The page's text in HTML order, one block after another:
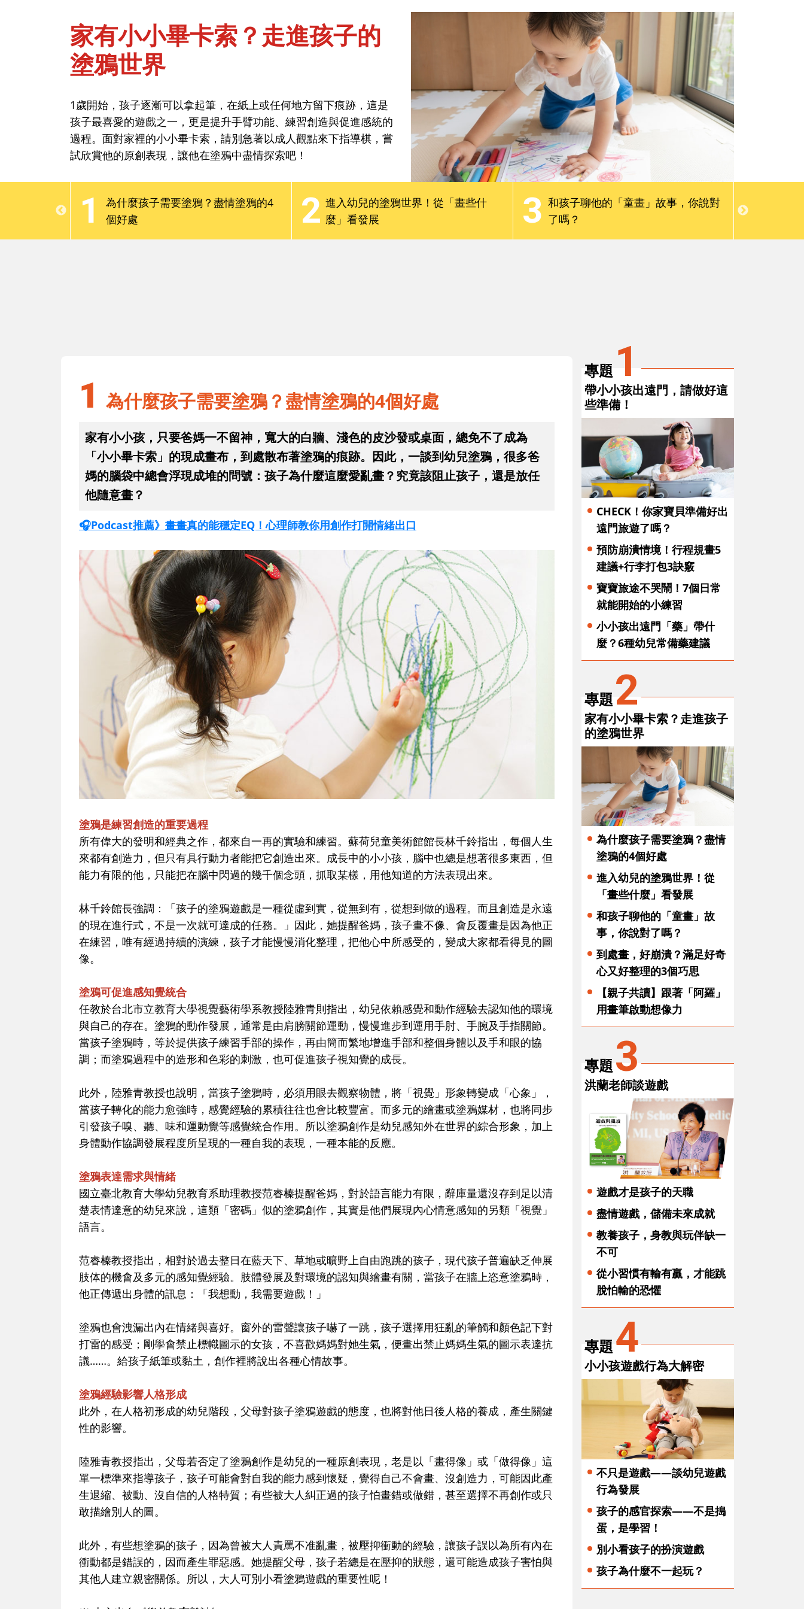
焦點話題 分齡教養 親子慢讀 請問專家 會員限定服務
首頁 閱讀與遊戲-遊戲
家有小小畢卡索？走進孩子的
塗鴉世界
1歲開始，孩子逐漸可以拿起筆，在紙上或任何地方留下痕跡，這是
孩子最喜愛的遊戲之一，更是提升手臂功能、練習創造與促進感統的
過程。面對家裡的小小畢卡索，請別急著以成人觀點來下指導棋，嘗
試欣賞他的原創表現，讓他在塗鴉中盡情探索吧！
1
為什麼孩子需要塗鴉？盡情塗鴉的4
個好處
2 進入幼兒的塗鴉世界！從「畫些什
麼」看發展
3 和孩子聊他的「童畫」故事，你說對
了嗎？
4
家有小小畢卡索？走進孩子的
塗鴉世界
1歲開始，孩子逐漸可以拿起筆，在紙上或任何地方留下痕跡，這是
孩子最喜愛的遊戲之一，更是提升手臂功能、練習創造與促進感統的
過程。面對家裡的小小畢卡索，請別急著以成人觀點來下指導棋，嘗
試欣賞他的原創表現，讓他在塗鴉中盡情探索吧！
1 為什麼孩子需要塗鴉？盡情塗鴉的4個好處
家有小小孩，只要爸媽一不留神，寬大的白牆、淺色的皮沙發或桌面，總免不了成為
「小小畢卡索」的現成畫布，到處散布著塗鴉的痕跡。因此，一談到幼兒塗鴉，很多爸
媽的腦袋中總會浮現成堆的問號：孩子為什麼這麼愛亂畫？究竟該阻止孩子，還是放任
他隨意畫？
🎧Podcast推薦》畫畫真的能穩定EQ！心理師教你用創作打開情緒出口
塗鴉是練習創造的重要過程
所有偉大的發明和經典之作，都來自一再的實驗和練習。蘇荷兒童美術館館長林千鈴指出，每個人生
來都有創造力，但只有具行動力者能把它創造出來。成長中的小小孩，腦中也總是想著很多東西，但
能力有限的他，只能把在腦中閃過的幾千個念頭，抓取某樣，用他知道的方法表現出來。
林千鈴館長強調：「孩子的塗鴉遊戲是一種從虛到實，從無到有，從想到做的過程。而且創造是永遠
的現在進行式，不是一次就可達成的任務。」因此，她提醒爸媽，孩子畫不像、會反覆畫是因為他正
在練習，唯有經過持續的演練，孩子才能慢慢消化整理，把他心中所感受的，變成大家都看得見的圖
像。
塗鴉可促進感知覺統合
任教於台北市立教育大學視覺藝術學系教授陸雅青則指出，幼兒依賴感覺和動作經驗去認知他的環境
與自己的存在。塗鴉的動作發展，通常是由肩膀關節運動，慢慢進步到運用手肘、手腕及手指關節。
當孩子塗鴉時，等於提供孩子練習手部的操作，再由簡而繁地增進手部和整個身體以及手和眼的協
調；而塗鴉過程中的造形和色彩的刺激，也可促進孩子視知覺的成長。
此外，陸雅青教授也說明，當孩子塗鴉時，必須用眼去觀察物體，將「視覺」形象轉變成「心象」，
當孩子轉化的能力愈強時，感覺經驗的累積往往也會比較豐富。而多元的繪畫或塗鴉媒材，也將同步
引發孩子嗅、聽、味和運動覺等感覺統合作用。所以塗鴉創作是幼兒感知外在世界的綜合形象，加上
身體動作協調發展程度所呈現的一種自我的表現，一種本能的反應。
塗鴉表達需求與情緒
國立臺北教育大學幼兒教育系助理教授范睿榛提醒爸媽，對於語言能力有限，辭庫量還沒存到足以清
楚表情達意的幼兒來說，這類「密碼」似的塗鴉創作，其實是他們展現內心情意感知的另類「視覺」
語言。
范睿榛教授指出，相對於過去整日在藍天下、草地或曠野上自由跑跳的孩子，現代孩子普遍缺乏伸展
肢体的機會及多元的感知覺經驗。肢體發展及對環境的認知與繪畫有關，當孩子在牆上恣意塗鴉時，
他正傳遞出身體的訊息：「我想動，我需要遊戲！」
塗鴉也會洩漏出內在情緒與喜好。窗外的雷聲讓孩子嚇了一跳，孩子選擇用狂亂的筆觸和顏色記下對
打雷的感受；剛學會禁止標幟圖示的女孩，不喜歡媽媽對她生氣，便畫出禁止媽媽生氣的圖示表達抗
議……。給孩子紙筆或黏土，創作裡將說出各種心情故事。
塗鴉經驗影響人格形成
此外，在人格初形成的幼兒階段，父母對孩子塗鴉遊戲的態度，也將對他日後人格的養成，產生關鍵
性的影響。
陸雅青教授指出，父母若否定了塗鴉創作是幼兒的一種原創表現，老是以「畫得像」或「做得像」這
單一標準來指導孩子，孩子可能會對自我的能力感到懷疑，覺得自己不會畫、沒創造力，可能因此產
生退縮、被動、沒自信的人格特質；有些被大人糾正過的孩子怕畫錯或做錯，甚至選擇不再創作或只
敢描繪別人的圖。
此外，有些想塗鴉的孩子，因為曾被大人責罵不准亂畫，被壓抑衝動的經驗，讓孩子誤以為所有內在
衝動都是錯誤的，因而產生罪惡感。她提醒父母，孩子若總是在壓抑的狀態，還可能造成孩子害怕與
其他人建立親密關係。所以，大人可別小看塗鴉遊戲的重要性呢！
專題 1
帶小小孩出遠門，請做好這
些準備！
CHECK！你家寶貝準備好出
遠門旅遊了嗎？
預防崩潰情境！行程規畫5
建議+行李打包3訣竅
寶寶旅途不哭鬧！7個日常
就能開始的小練習
小小孩出遠門「藥」帶什
麼？6種幼兒常備藥建議
專題2
家有小小畢卡索？走進孩子
的塗鴉世界
為什麼孩子需要塗鴉？盡情
塗鴉的4個好處
進入幼兒的塗鴉世界！從
「畫些什麼」看發展
和孩子聊他的「童畫」故
事，你說對了嗎？
到處畫，好崩潰？滿足好奇
心又好整理的3個巧思
【親子共讀】跟著「阿羅」
用畫筆啟動想像力
專題3
洪蘭老師談遊戲
遊戲才是孩子的天職
盡情遊戲，儲備未來成就
教養孩子，身教與玩伴缺一
不可
從小習慣有輸有贏，才能跳
脫怕輸的恐懼
專題4
小小孩遊戲行為大解密
不只是遊戲——談幼兒遊戲
行為發展
孩子的感官探索——不是搗
蛋，是學習！
別小看孩子的扮演遊戲
孩子為什麼不一起玩？